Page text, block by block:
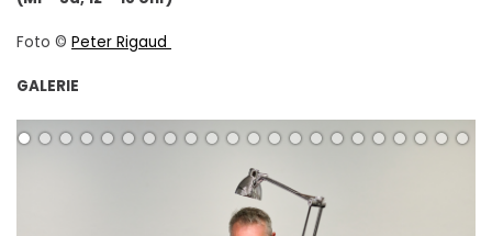
Foto © Peter Rigaud
GALERIE